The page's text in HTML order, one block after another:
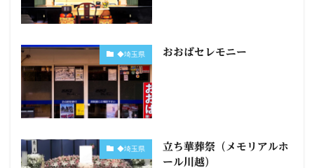
◆埼玉県 おおばセレモニー
◆埼玉県
立ち華葬祭（メモリアルホ
ール川越）